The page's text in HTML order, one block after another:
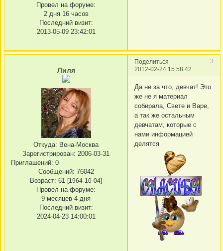
Провел на форуме:
2 дня 16 часов
Последний визит:
2013-05-09 23:42:01
Поделиться
3
2012-02-24 15:58:42
Лиля
Откуда: Вена-Москва
Зарегистрирован: 2006-03-31
Приглашений: 0
Сообщений: 76042
Возраст: 61 [1964-10-04]
Провел на форуме:
9 месяцев 4 дня
Последний визит:
2024-04-23 14:00:01
Да не за что, девчат! Это
же не я материал
собирала, Свете и Варе,
а так же остальным
девчатам, которые с
нами информацией
делятся